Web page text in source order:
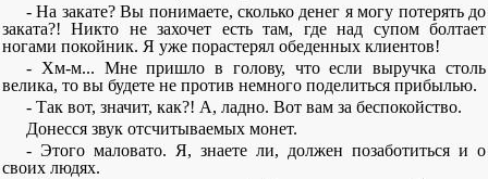
- На закате? Вы понимаете, сколько денег я могу потерять до
заката?! Никто не захочет есть там, где над супом болтает
ногами покойник. Я уже порастерял обеденных клиентов!
- Хм-м... Мне пришло в голову, что если выручка столь
велика, то вы будете не против немного поделиться прибылью.
- Так вот, значит, как?! А, ладно. Вот вам за беспокойство.
Донесся звук отсчитываемых монет.
- Этого маловато. Я, знаете ли, должен позаботиться и о
своих людях.